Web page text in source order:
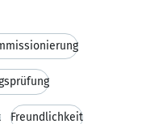
Freundlichkeit